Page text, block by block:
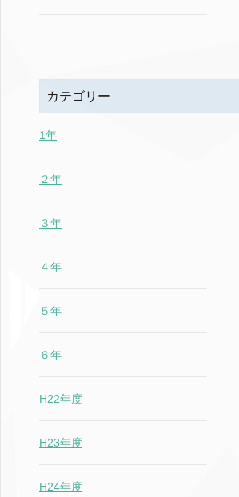
カテゴリー
1年
２年
３年
４年
５年
６年
H22年度
H23年度
H24年度